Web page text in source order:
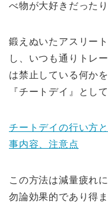
べ物が大好きだった
鍛えぬいたアスリー
し、いつも通りトレ
は禁止している何か
『チートデイ』とし
チートデイの行い方
事内容、注意点
この方法は減量疲れ
勿論効果的であり得